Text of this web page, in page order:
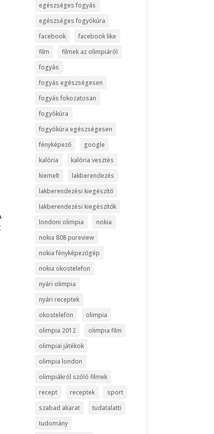
egészséges fogyás
egészséges fogyókúra
facebook
facebook like
film
filmek az olimpiáról
fogyás
fogyás egészségesen
fogyás fokozatosan
fogyókúra
fogyókúra egészségesen
fényképező
google
kalória
kalória vesztés
kiemelt
lakberendezés
lakberendezési kiegészítő
lakberendezési kiegészítők
londoni olimpia
nokia
nokia 808 pureview
nokia fényképezőgép
nokia okostelefon
nyári olimpia
nyári receptek
okostelefon
olimpia
olimpia 2012
olimpia film
olimpiai játékok
olimpia london
olimpiákról szóló filmek
recept
receptek
sport
szabad akarat
tudatalatti
tudomány